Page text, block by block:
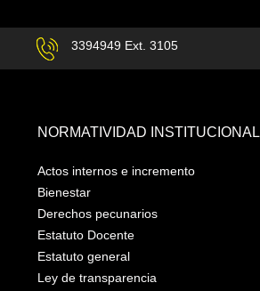
3394949 Ext. 3105
NORMATIVIDAD INSTITUCIONAL
Actos internos e incremento
Bienestar
Derechos pecunarios
Estatuto Docente
Estatuto general
Ley de transparencia